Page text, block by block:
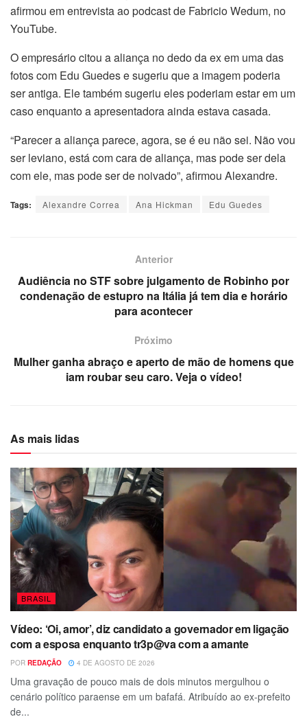
afirmou em entrevista ao podcast de Fabricio Wedum, no
YouTube.
O empresário citou a aliança no dedo da ex em uma das
fotos com Edu Guedes e sugeriu que a imagem poderia
ser antiga. Ele também sugeriu eles poderiam estar em um
caso enquanto a apresentadora ainda estava casada.
“Parecer a aliança parece, agora, se é eu não sei. Não vou
ser leviano, está com cara de aliança, mas pode ser dela
com ele, mas pode ser de noivado”, afirmou Alexandre.
Tags: Alexandre Correa Ana Hickman Edu Guedes
Anterior
Audiência no STF sobre julgamento de Robinho por
condenação de estupro na Itália já tem dia e horário
para acontecer
Próximo
Mulher ganha abraço e aperto de mão de homens que
iam roubar seu caro. Veja o vídeo!
As mais lidas
BRASIL
Vídeo: ‘Oi, amor’, diz candidato a governador em ligação
com a esposa enquanto tr3p@va com a amante
POR REDAÇÃO 4 DE AGOSTO DE 2026
Uma gravação de pouco mais de dois minutos mergulhou o
cenário político paraense em um bafafá. Atribuído ao ex-prefeito
de...